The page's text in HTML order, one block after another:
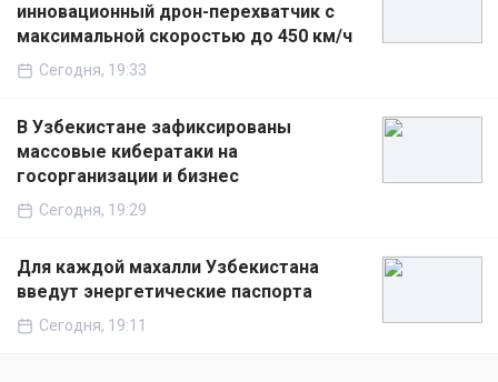
инновационный дрон-перехватчик с
максимальной скоростью до 450 км/ч
Сегодня, 19:33
В Узбекистане зафиксированы
массовые кибератаки на
госорганизации и бизнес
Сегодня, 19:29
Для каждой махалли Узбекистана
введут энергетические паспорта
Сегодня, 19:11